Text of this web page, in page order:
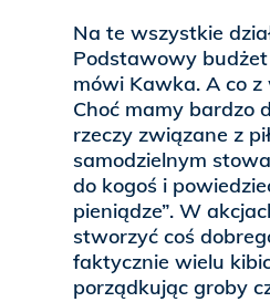
Na te wszystkie
Podstawowy
mówi Kawka. A co z
Choć mamy bardzo
rzeczy związane z
samodzielnym
do kogoś i
pieniądze”. W
stworzyć coś
faktycznie wielu
porządkując groby